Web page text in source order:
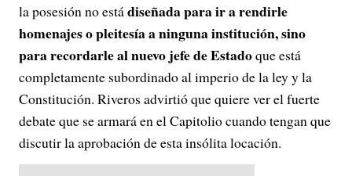
la posesión no estádiseñada para ir a rendirle
homenajes o pleitesía a ninguna institución, sino
para recordarle al nuevo jefe de Estadoque está
completamente subordinado al imperio de la ley y la
Constitución. Riveros advirtió que quiere ver el fuerte
debate que se armará en el Capitolio cuando tengan que
discutir la aprobación de esta insólita locación.